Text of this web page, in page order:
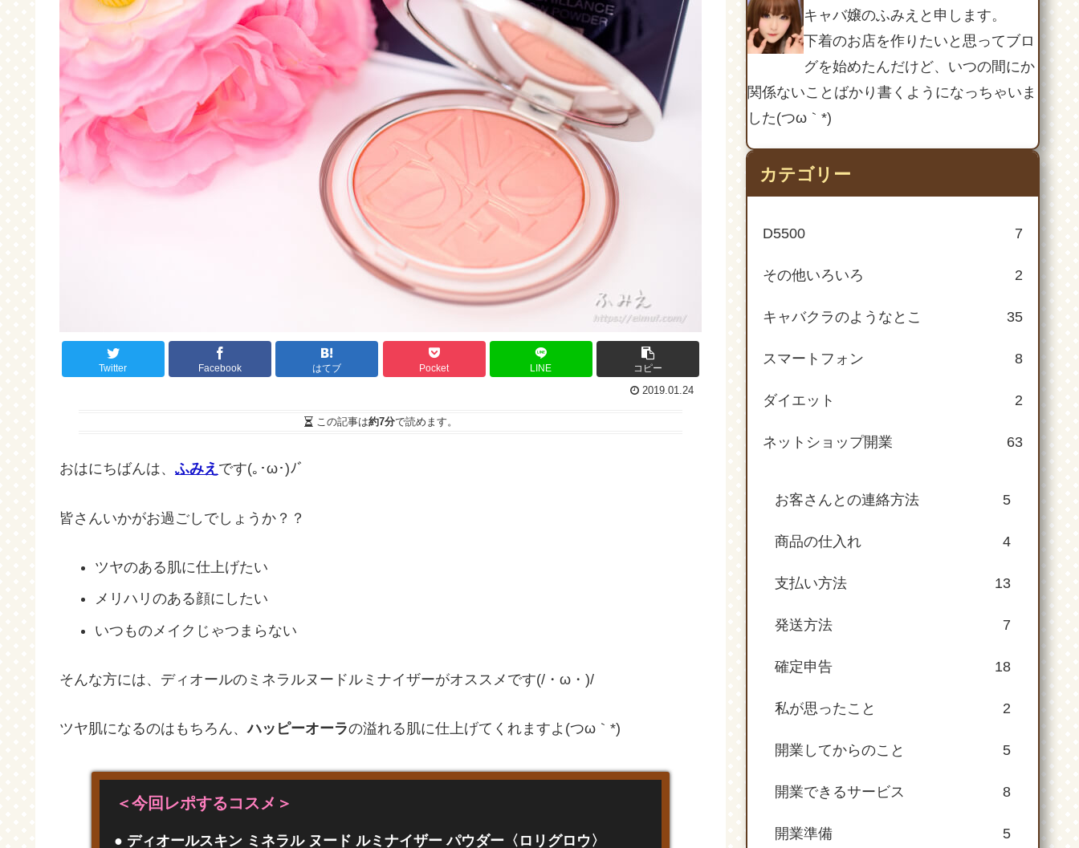
Twitter Facebook はてブ Pocket LINE コピー
2019.01.24
この記事は約7分で読めます。
おはにちばんは、 ふみえ です(｡･ω･)ﾉﾞ
皆さんいかがお過ごしでしょうか？？
ツヤのある肌に仕上げたい
メリハリのある顔にしたい
いつものメイクじゃつまらない
そんな方には、ディオールのミネラルヌードルミナイザーがオススメです(/・ω・)/
ツヤ肌になるのはもちろん、ハッピーオーラの溢れる肌に仕上げてくれますよ(つω｀*)
＜今回レポするコスメ＞
● ディオールスキン ミネラル ヌード ルミナイザー パウダー〈ロリグロウ〉
キャバ嬢のふみえと申します。
下着のお店を作りたいと思ってブロ
グを始めたんだけど、いつの間にか
関係ないことばかり書くようになっちゃいま
した(つω｀*)
カテゴリー
D5500 7
その他いろいろ 2
キャバクラのようなとこ 35
スマートフォン 8
ダイエット 2
ネットショップ開業 63
お客さんとの連絡方法 5
商品の仕入れ 4
支払い方法 13
発送方法 7
確定申告 18
私が思ったこと 2
開業してからのこと 5
開業できるサービス 8
開業準備 5